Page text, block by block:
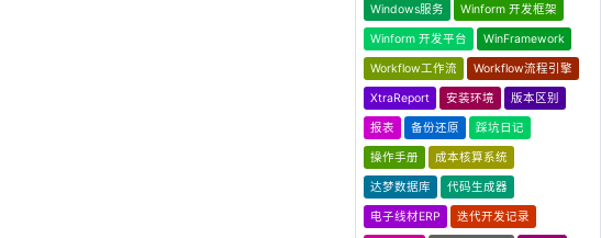
Windows服务 Winform 开发框架
Winform 开发平台 WinFramework
Workflow工作流 Workflow流程引擎
XtraReport 安装环境 版本区别
报表 备份还原 踩坑日记
操作手册 成本核算系统
达梦数据库 代码生成器
电子线材ERP 迭代开发记录